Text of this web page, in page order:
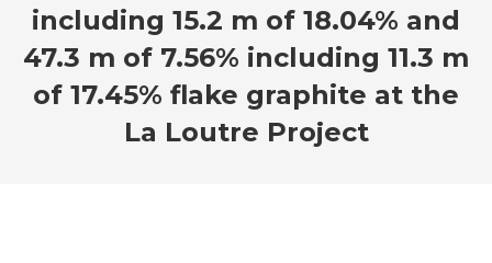
including 15.2 m of 18.04% and
47.3 m of 7.56% including 11.3 m
of 17.45% flake graphite at the
La Loutre Project